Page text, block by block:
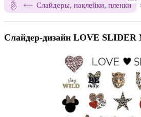
Слайдеры, наклейки, пленки
Слайдер-дизайн LOVE SLIDER